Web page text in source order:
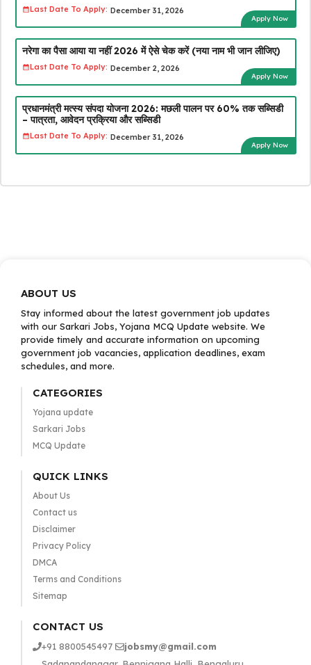
Last Date To Apply: December 31, 2026
Apply Now
नरेगा का पैसा आया या नहीं 2026 में ऐसे चेक करें (नया नाम भी जान लीजिए)
Last Date To Apply: December 2, 2026
Apply Now
प्रधानमंत्री मत्स्य संपदा योजना 2026: मछली पालन पर 60% तक सब्सिडी
– पात्रता, आवेदन प्रक्रिया और सब्सिडी
Last Date To Apply: December 31, 2026
Apply Now
ABOUT US
Stay informed about the latest government job updates
with our Sarkari Jobs, Yojana MCQ Update website. We
provide timely and accurate information on upcoming
government job vacancies, application deadlines, exam
schedules, and more.
CATEGORIES
Yojana update
Sarkari Jobs
MCQ Update
QUICK LINKS
About Us
Contact us
Disclaimer
Privacy Policy
DMCA
Terms and Conditions
Sitemap
CONTACT US
+91 8800545497
jobsmy@gmail.com